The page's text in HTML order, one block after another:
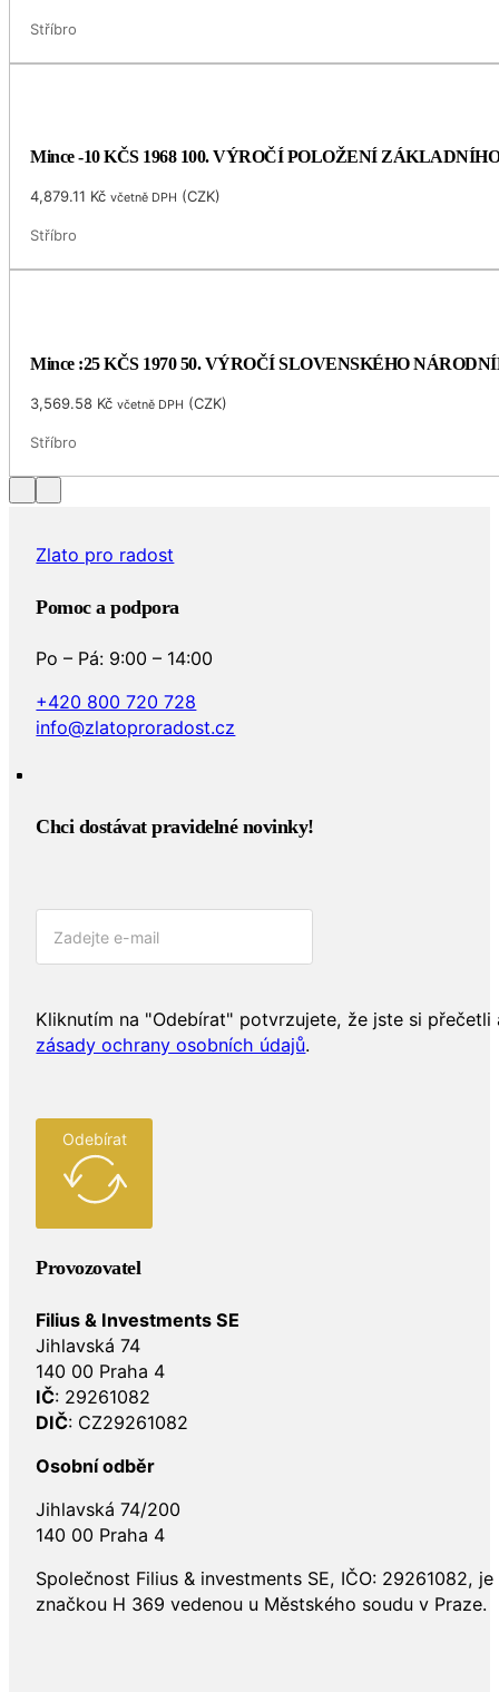
Stříbro
Mince -10 KČS 1968 100. VÝROČÍ POLOŽENÍ
4,879.11 Kč včetně DPH (CZK)
Stříbro
Mince :25 KČS 1970 50. VÝROČÍ SLOVENSKÉHO
3,569.58 Kč včetně DPH (CZK)
Stříbro
Zlato pro radost
Pomoc a podpora
Po – Pá: 9:00 – 14:00
+420 800 720 728
info@zlatoproradost.cz
Chci dostávat pravidelné novinky!​
Kliknutím na "Odebírat" potvrzujete, že jste si přečetli
zásady ochrany osobních údajů.
Odebírat
Provozovatel
Filius & Investments SE
Jihlavská 74
140 00 Praha 4
IČ: 29261082
DIČ: CZ29261082
Osobní odběr
Jihlavská 74/200
140 00 Praha 4
Společnost Filius & investments SE, IČO: 29261082,
značkou H 369 vedenou u Městského soudu v Praze.